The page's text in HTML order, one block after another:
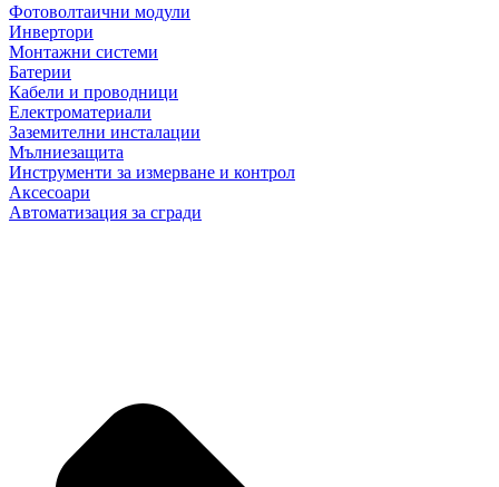
Фотоволтаични модули
Инвертори
Монтажни системи
Батерии
Кабели и проводници
Електроматериали
Заземителни инсталации
Мълниезащита
Инструменти за измерване и контрол
Аксесоари
Автоматизация за сгради